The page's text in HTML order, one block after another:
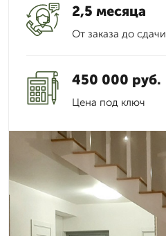
2,5 месяца
От заказа до сдачи
450 000 руб.
Цена под ключ